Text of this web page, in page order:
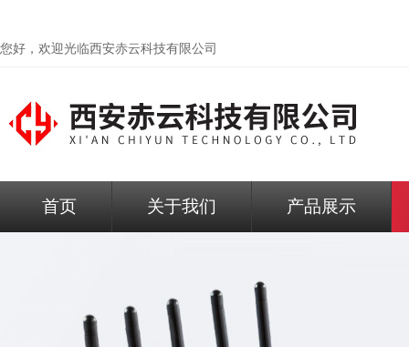
您好，欢迎光临西安赤云科技有限公司
首页 关于我们 产品展示